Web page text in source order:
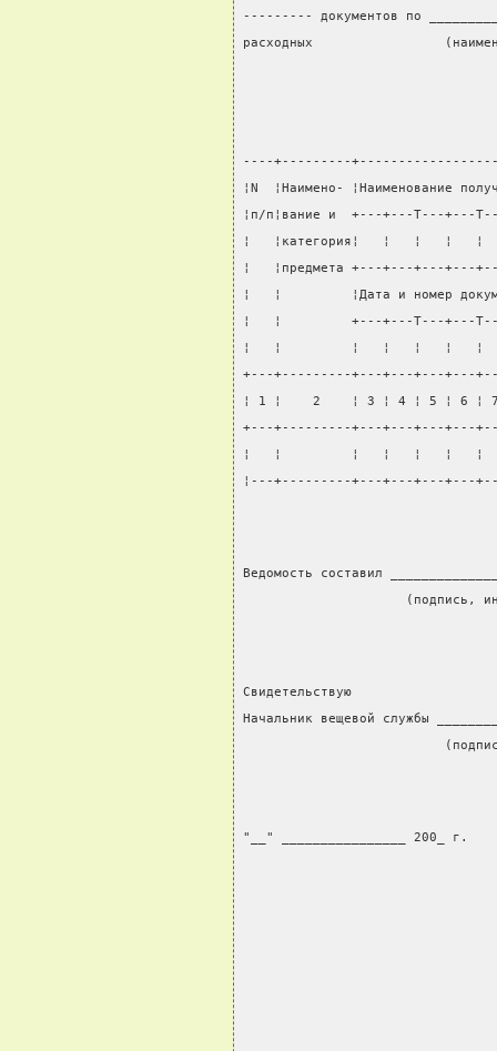
--------- документов по
расходных
----+---------
¦N  ¦Наимено- ¦Наименование
¦п/п¦вание и  +---+---T---
¦   ¦категория¦   ¦   ¦   ¦
¦   ¦предмета +---+---+---+---
¦   ¦         ¦Дата и номер
¦   ¦         +---+---T---+---
¦   ¦         ¦   ¦   ¦   ¦   ¦
+---+---------+---+---+---+---
¦ 1 ¦    2    ¦ 3 ¦ 4 ¦ 5 ¦ 6 ¦
+---+---------+---+---+---+---
¦   ¦         ¦   ¦   ¦   ¦   ¦
¦---+---------+---+---+---+---
Ведомость составил
(подпись,
Свидетельствую
Начальник вещевой службы
"__" ________________ 200_ г.